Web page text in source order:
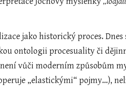
jako historický proces.
ontologii procesuality či
vůči moderním způsobům
„elastickými“ pojmy…),